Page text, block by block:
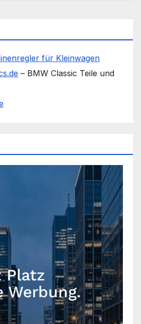
für Kleinwagen
– BMW Classic Teile und